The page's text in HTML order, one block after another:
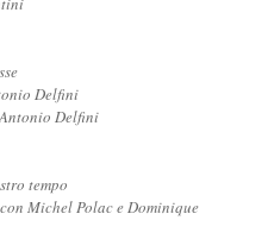
Delfini
Delfini
tempo
Michel Polac e Dominique